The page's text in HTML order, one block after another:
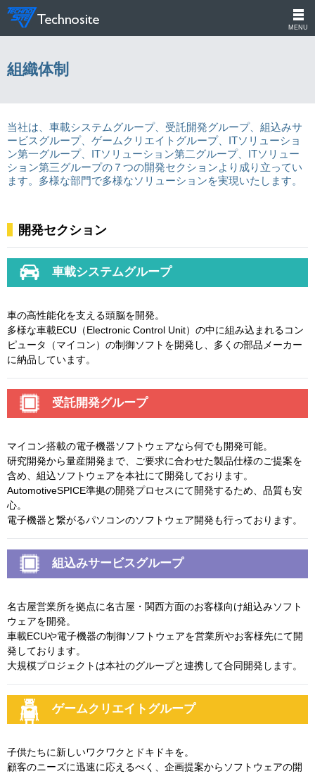
MENU
組織体制
当社は、車載システムグループ、受託開発グループ、組込みサ
ービスグループ、ゲームクリエイトグループ、ITソリューショ
ン第一グループ、ITソリューション第二グループ、ITソリュー
ション第三グループの７つの開発セクションより成り立ってい
ます。多様な部門で多様なソリューションを実現いたします。
開発セクション
車載システムグループ
車の高性能化を支える頭脳を開発。
多様な車載ECU（Electronic Control Unit）の中に組み込まれるコン
ピュータ（マイコン）の制御ソフトを開発し、多くの部品メーカー
に納品しています。
受託開発グループ
マイコン搭載の電子機器ソフトウェアなら何でも開発可能。
研究開発から量産開発まで、ご要求に合わせた製品仕様のご提案を
含め、組込ソフトウェアを本社にて開発しております。
AutomotiveSPICE準拠の開発プロセスにて開発するため、品質も安
心。
電子機器と繋がるパソコンのソフトウェア開発も行っております。
組込みサービスグループ
名古屋営業所を拠点に名古屋・関西方面のお客様向け組込みソフト
ウェアを開発。
車載ECUや電子機器の制御ソフトウェアを営業所やお客様先にて開
発しております。
大規模プロジェクトは本社のグループと連携して合同開発します。
ゲームクリエイトグループ
子供たちに新しいワクワクとドキドキを。
顧客のニーズに迅速に応えるべく、企画提案からソフトウェアの開